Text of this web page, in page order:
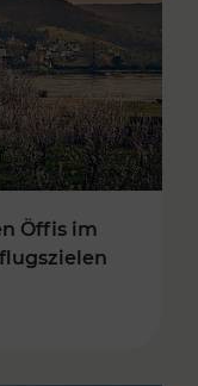
Öffis im